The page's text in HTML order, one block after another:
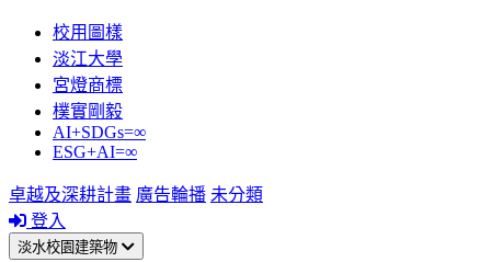
校用圖樣
淡江大學
宮燈商標
樸實剛毅
AI+SDGs=∞
ESG+AI=∞
卓越及深耕計畫 廣告輪播 未分類
登入
淡水校園建築物